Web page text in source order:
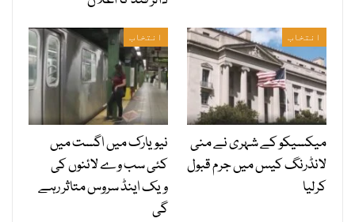
انتخاب
میکسیکو کے شہری نے منی
لانڈرنگ کیس میں جرم قبول
کرلیا
انتخاب
نیویارک میں اگست میں
کئی سب وے لائنوں کی
ویک اینڈ سروس متاثر رہے
گی